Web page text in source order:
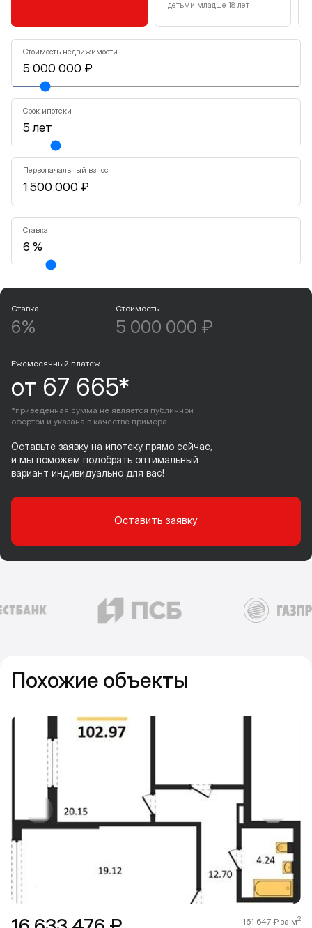
детьми младше 18 лет
Стоимость недвижимости
Срок ипотеки
Первоначальный взнос
Ставка
Ставка
6%
Стоимость
5 000 000 ₽
Ежемесячный платеж
от 67 665*
*приведенная сумма не является публичной
офертой и указана в качестве примера
Оставьте заявку на ипотеку прямо сейчас,
и мы поможем подобрать оптимальный
вариант индивидуально для вас!
Оставить заявку
Похожие объекты
161 647 ₽ за м2
1 / 8
Прокрутить влево